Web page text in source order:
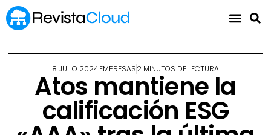
8 JULIO 2024EMPRESAS2 MINUTOS DE LECTURA
Atos mantiene la
calificación ESG